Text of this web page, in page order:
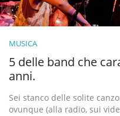
MUSICA
5 delle band che
anni.
Sei stanco delle solite
ovunque (alla radio, sui